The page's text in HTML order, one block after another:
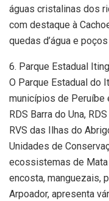
águas cristalinas dos
com destaque à
quedas d’água e
6. Parque Estadual
O Parque Estadual do
municípios de Peruíbe
RDS Barra do Una,
RVS das Ilhas do
Unidades de
ecossistemas de
encosta, manguezais,
Arpoador, apresenta